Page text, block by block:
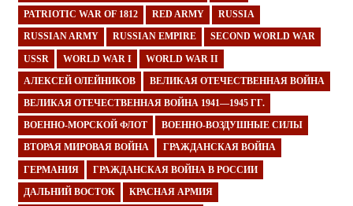
PATRIOTIC WAR OF 1812 RED ARMY RUSSIA
RUSSIAN ARMY RUSSIAN EMPIRE SECOND WORLD WAR
USSR WORLD WAR I WORLD WAR II
АЛЕКСЕЙ ОЛЕЙНИКОВ ВЕЛИКАЯ ОТЕЧЕСТВЕННАЯ ВОЙНА
ВЕЛИКАЯ ОТЕЧЕСТВЕННАЯ ВОЙНА 1941—1945 ГГ.
ВОЕННО-МОРСКОЙ ФЛОТ ВОЕННО-ВОЗДУШНЫЕ СИЛЫ
ВТОРАЯ МИРОВАЯ ВОЙНА ГРАЖДАНСКАЯ ВОЙНА
ГЕРМАНИЯ ГРАЖДАНСКАЯ ВОЙНА В РОССИИ
ДАЛЬНИЙ ВОСТОК КРАСНАЯ АРМИЯ